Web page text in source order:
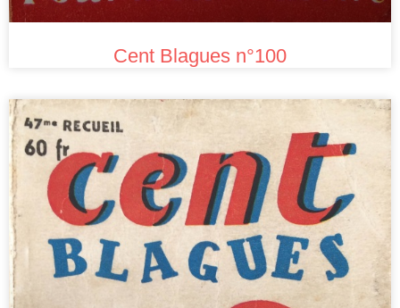
Cent Blagues n°100